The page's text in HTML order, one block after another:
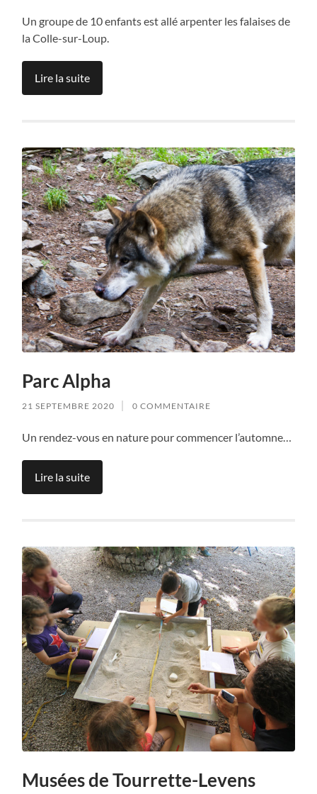
Un groupe de 10 enfants est allé arpenter les falaises de
la Colle-sur-Loup.
Lire la suite
Parc Alpha
21 SEPTEMBRE 2020 0 COMMENTAIRE
Un rendez-vous en nature pour commencer l’automne…
Lire la suite
Musées de Tourrette-Levens